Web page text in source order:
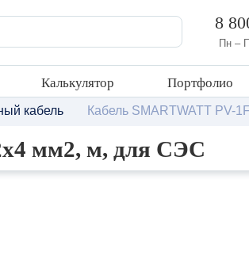
8
Пн –
Калькулятор Портфолио
кабель Кабель SMARTWATT PV-
мм2, м, для СЭС